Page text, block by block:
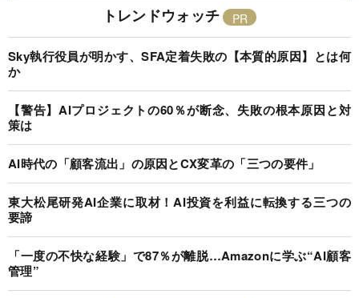
トレンドウォッチ
Sky執行役員が明かす、SFA定着失敗の【本質的原因】とは何
か
【警告】AIプロジェクトの60％が断念、失敗の根本原因と対
策は
AI時代の「顧客流出」の原因とCX変革の「三つの要件」
東大松尾研発AI企業に取材！AI投資を利益に転換する三つの
要諦
「一度の不快な経験」で87％が離脱…Amazonに学ぶ“AI顧客
管理”